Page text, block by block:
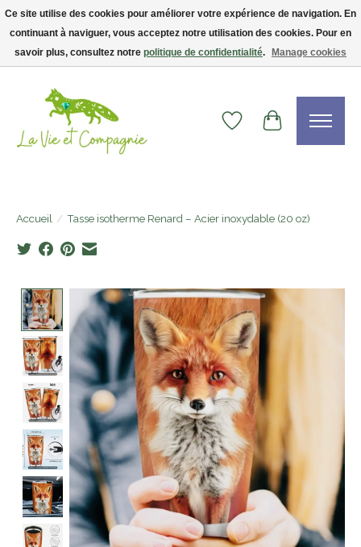
Livraison gratuite dès 75$ — code LVCFREE• Clients USA : visitez la boutique
Liste de souhaits
Panier
Accueil / Tasse isotherme Renard – Acier inoxydable (20 oz)
Product image slideshow Items
Ce site utilise des cookies pour améliorer votre expérience de navigation. En
continuant à naviguer, vous acceptez notre utilisation des cookies. Pour en
savoir plus, consultez notre politique de confidentialité. Manage cookies